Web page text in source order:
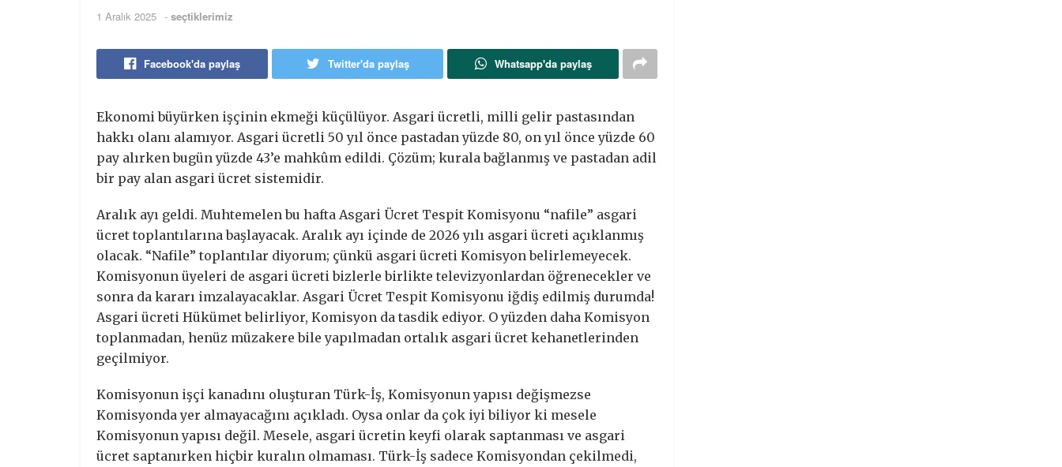
1 Aralık 2025 - seçtiklerimiz
Facebook'da paylaş Twitter'da paylaş Whatsapp'da paylaş
Ekonomi büyürken işçinin ekmeği küçülüyor. Asgari ücretli, milli gelir pastasından
hakkı olanı alamıyor. Asgari ücretli 50 yıl önce pastadan yüzde 80, on yıl önce yüzde 60
pay alırken bugün yüzde 43’e mahkûm edildi. Çözüm; kurala bağlanmış ve pastadan adil
bir pay alan asgari ücret sistemidir.
Aralık ayı geldi. Muhtemelen bu hafta Asgari Ücret Tespit Komisyonu “nafile” asgari
ücret toplantılarına başlayacak. Aralık ayı içinde de 2026 yılı asgari ücreti açıklanmış
olacak. “Nafile” toplantılar diyorum; çünkü asgari ücreti Komisyon belirlemeyecek.
Komisyonun üyeleri de asgari ücreti bizlerle birlikte televizyonlardan öğrenecekler ve
sonra da kararı imzalayacaklar. Asgari Ücret Tespit Komisyonu iğdiş edilmiş durumda!
Asgari ücreti Hükümet belirliyor, Komisyon da tasdik ediyor. O yüzden daha Komisyon
toplanmadan, henüz müzakere bile yapılmadan ortalık asgari ücret kehanetlerinden
geçilmiyor.
Komisyonun işçi kanadını oluşturan Türk-İş, Komisyonun yapısı değişmezse
Komisyonda yer almayacağını açıkladı. Oysa onlar da çok iyi biliyor ki mesele
Komisyonun yapısı değil. Mesele, asgari ücretin keyfi olarak saptanması ve asgari
ücret saptanırken hiçbir kuralın olmaması. Türk-İş sadece Komisyondan çekilmedi,